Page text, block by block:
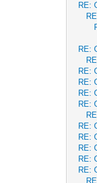
RE:
RE:
RE:
RE:
RE:
RE:
RE:
RE:
RE:
RE:
RE: